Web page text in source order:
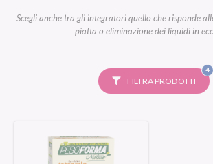
Scegli anche tra gli integratori quello che risponde
piatta o eliminazione dei liquidi in
FILTRA PRODOTTI
4